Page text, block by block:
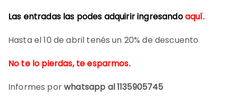
Las entradas las podes adquirir ingresandoaquí.
Hasta el 10 de abril tenés un 20% de descuento
No te lo pierdas, te esparmos.
Informes porwhatsapp al 1135905745